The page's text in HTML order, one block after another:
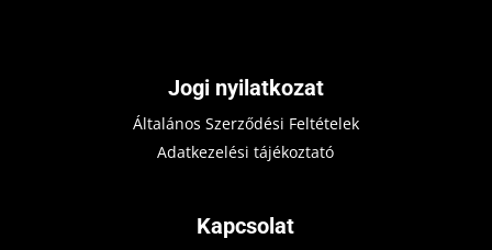
Jogi nyilatkozat
Általános Szerződési Feltételek
Adatkezelési tájékoztató
Kapcsolat